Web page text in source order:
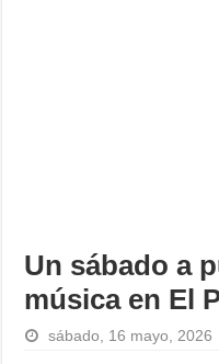
Un sábado a
música en El
sábado, 16 mayo, 2026